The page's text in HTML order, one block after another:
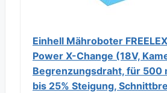
Einhell Mähroboter
Power X-Change (18V,
Begrenzungsdraht, für 500
bis 25% Steigung,